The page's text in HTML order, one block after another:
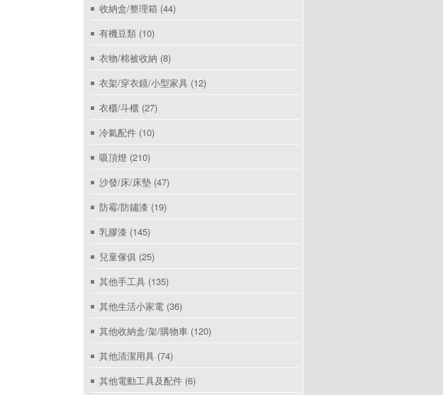
收納盒/整理箱 (44)
有機豆類 (10)
衣物/棉被收納 (8)
衣架/穿衣鏡/小型家具 (12)
衣櫃/斗櫃 (27)
冷氣配件 (10)
吸頂燈 (210)
沙發/床/床墊 (47)
防霉/防鏽漆 (19)
乳膠漆 (145)
兒童傢俱 (25)
其他手工具 (135)
其他生活小家電 (36)
其他收納盒/架/購物車 (120)
其他清潔用具 (74)
其他電動工具及配件 (6)